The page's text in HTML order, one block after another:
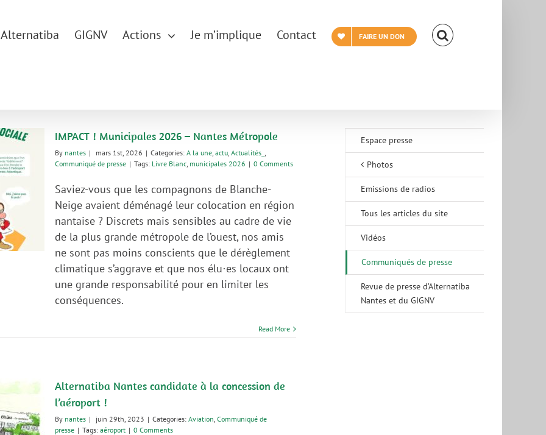
Alternatiba GIGNV Actions Je m’implique Contact FAIRE UN DON
IMPACT ! Municipales 2026 – Nantes Métropole
By nantes | mars 1st, 2026 | Categories: A la une, actu, Actualités_ ,
Communiqué de presse | Tags: Livre Blanc, municipales 2026 | 0 Comments
Saviez-vous que les compagnons de Blanche-
Neige avaient déménagé leur colocation en région
nantaise ? Discrets mais sensibles au cadre de vie
de la plus grande métropole de l’ouest, nos amis
ne sont pas moins conscients que le dérèglement
climatique s’aggrave et que nos élu⋅es locaux ont
une grande responsabilité pour en limiter les
conséquences.
Read More
Alternatiba Nantes candidate à la concession de
l’aéroport !
By nantes | juin 29th, 2023 | Categories: Aviation, Communiqué de
presse | Tags: aéroport | 0 Comments
Espace presse
Photos
Emissions de radios
Tous les articles du site
Vidéos
Communiqués de presse
Revue de presse d’Alternatiba
Nantes et du GIGNV